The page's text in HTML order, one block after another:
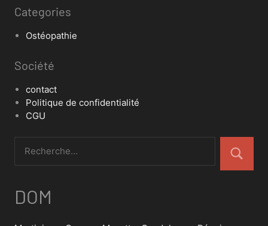
Categories
Ostéopathie
Société
contact
Politique de confidentialité
CGU
DOM